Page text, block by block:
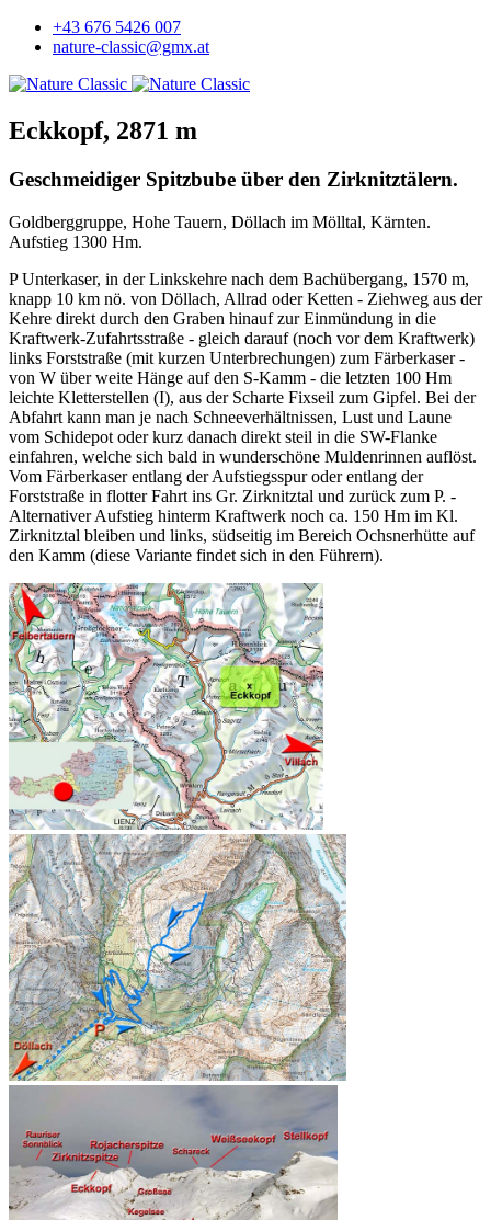
+43 676 5426 007
nature-classic@gmx.at
Eckkopf, 2871 m
Geschmeidiger Spitzbube über den Zirknitztälern.
Goldberggruppe, Hohe Tauern, Döllach im Mölltal, Kärnten.
Aufstieg 1300 Hm.
P Unterkaser, in der Linkskehre nach dem Bachübergang, 1570 m,
knapp 10 km nö. von Döllach, Allrad oder Ketten - Ziehweg aus der
Kehre direkt durch den Graben hinauf zur Einmündung in die
Kraftwerk-Zufahrtsstraße - gleich darauf (noch vor dem Kraftwerk)
links Forststraße (mit kurzen Unterbrechungen) zum Färberkaser -
von W über weite Hänge auf den S-Kamm - die letzten 100 Hm
leichte Kletterstellen (I), aus der Scharte Fixseil zum Gipfel. Bei der
Abfahrt kann man je nach Schneeverhältnissen, Lust und Laune
vom Schidepot oder kurz danach direkt steil in die SW-Flanke
einfahren, welche sich bald in wunderschöne Muldenrinnen auflöst.
Vom Färberkaser entlang der Aufstiegsspur oder entlang der
Forststraße in flotter Fahrt ins Gr. Zirknitztal und zurück zum P. -
Alternativer Aufstieg hinterm Kraftwerk noch ca. 150 Hm im Kl.
Zirknitztal bleiben und links, südseitig im Bereich Ochsnerhütte auf
den Kamm (diese Variante findet sich in den Führern).